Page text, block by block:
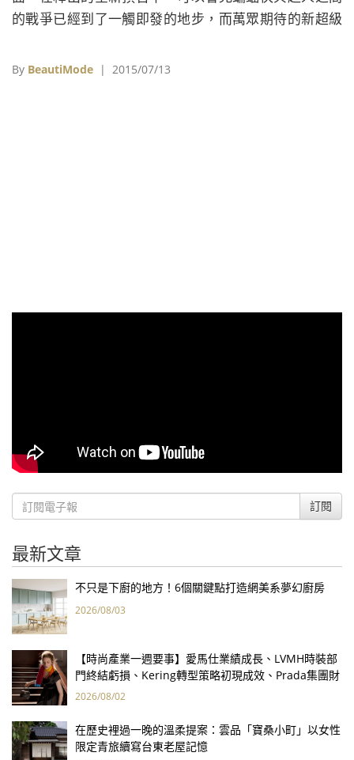
的戰爭已經到了一觸即發的地步，而萬眾期待的新超級
Wonder Woman」則首度亮相，充滿女性堅強力量的裝
By BeautiMode | 2015/07/13
訂閱
最新文章
不只是下廚的地方！6個關鍵點打造網美系夢幻廚房
2026/08/03
【時尚產業一週要事】愛馬仕業績成長、LVMH時裝部
門終結虧損、Kering轉型策略初現成效、Prada集團財
報亮眼
2026/08/02
在歷史裡過一晚的溫柔提案：雲品「寶桑小町」以女性
限定青旅續寫台東老屋記憶